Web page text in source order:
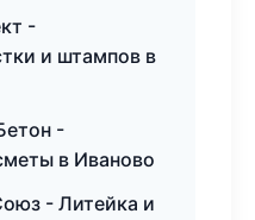
-
и штампов в
-
в Иваново
- Литейка и